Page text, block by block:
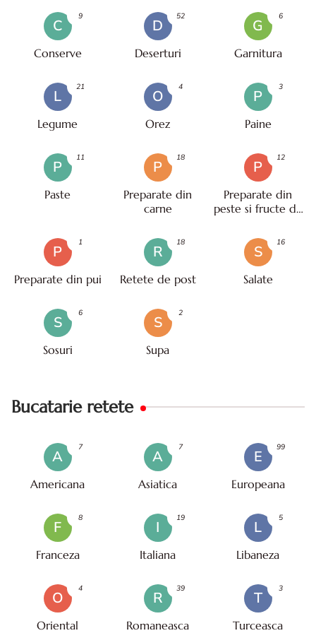
C
Conserve
9
D
Deserturi
52
G
Garnitura
6
L
Legume
21
O
Orez
4
P
Paine
3
P
Paste
11
P
Preparate din
carne
18
P
Preparate din
peste si fructe de
12
P
Preparate din pui
1
R
Retete de post
18
S
Salate
16
S
Sosuri
6
S
Supa
2
Bucatarie retete
A
Americana
7
A
Asiatica
7
E
Europeana
99
F
Franceza
8
I
Italiana
19
L
Libaneza
5
O
Oriental
4
R
Romaneasca
39
T
Turceasca
3